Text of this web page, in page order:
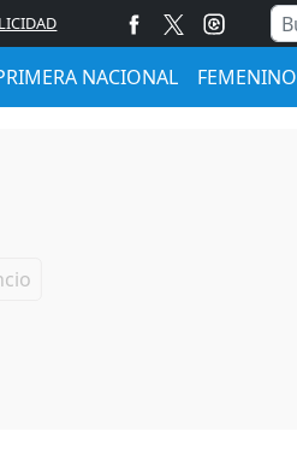
NACIONAL FEMENINO